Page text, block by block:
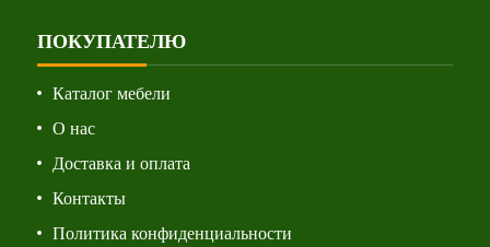
ПОКУПАТЕЛЮ
Каталог мебели
О нас
Доставка и оплата
Контакты
Политика конфиденциальности